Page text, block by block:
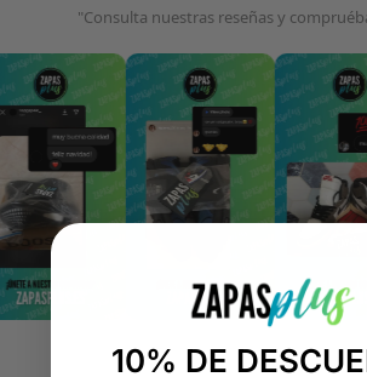
"Consulta nuestras reseñas y
10% DE